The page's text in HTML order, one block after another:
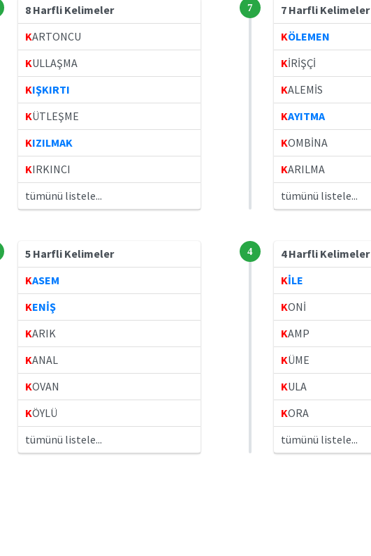
8 Harfli Kelimeler
KARTONCU
KULLAŞMA
KIŞKIRTI
KÜTLEŞME
KIZILMAK
KIRKINCI
tümünü listele...
7
7 Harfli Kelimeler
KÖLEMEN
KİRİŞÇİ
KALEMİS
KAYITMA
KOMBİNA
KARILMA
tümünü listele...
5 Harfli Kelimeler
KASEM
KENİŞ
KARIK
KANAL
KOVAN
KÖYLÜ
tümünü listele...
4
4 Harfli Kelimeler
KİLE
KONİ
KAMP
KÜME
KULA
KORA
tümünü listele...